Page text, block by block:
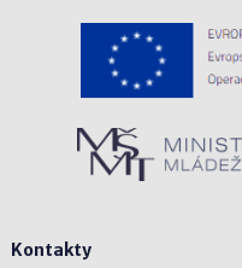
Kontakty